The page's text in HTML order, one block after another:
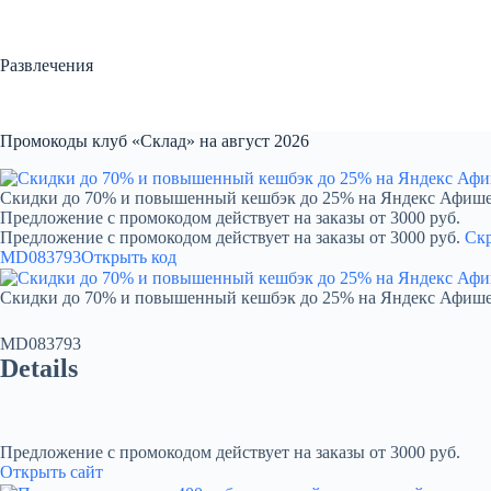
Развлечения
Промокоды клуб «Склад» на август 2026
Скидки до 70% и повышенный кешбэк до 25% на Яндекс
Предложение с промокодом действует на заказы от 3000 руб.
Предложение с промокодом действует на заказы от 3000 руб.
MD083793Открыть код
Скидки до 70% и повышенный кешбэк до 25% на Яндекс
MD083793
Details
Предложение с промокодом действует на заказы от 3000 руб.
Открыть сайт